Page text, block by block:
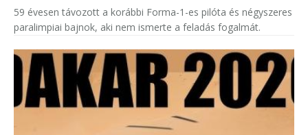
59 évesen távozott a korábbi Forma-1-es pilóta és négyszeres
paralimpiai bajnok, aki nem ismerte a feladás fogalmát.